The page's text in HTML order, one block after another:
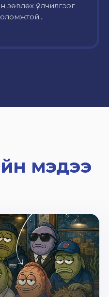
зөвлөх үйлчилгээг
мэдээ